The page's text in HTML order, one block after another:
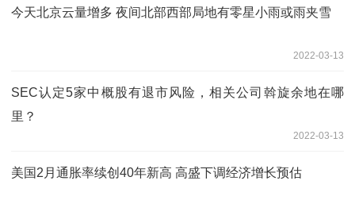
今天北京云量增多 夜间北部西部局地有零星小雨或雨夹雪
2022-03-13
SEC认定5家中概股有退市风险，相关公司斡旋余地在哪
里？
2022-03-13
美国2月通胀率续创40年新高 高盛下调经济增长预估